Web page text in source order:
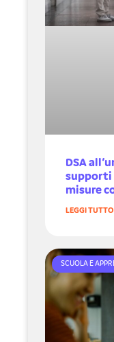
DSA
supporti
misure
LEGGI TUTTO
SCUOLA E